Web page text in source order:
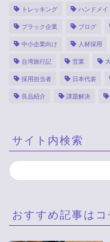
トレッキング ハンドメイ
ブラック企業 ブログ
中小企業向け 人材採用
台湾旅行記 営業
採用担当者 日本代表
良品紹介 課題解決
サイト内検索
おすすめ記事はコ